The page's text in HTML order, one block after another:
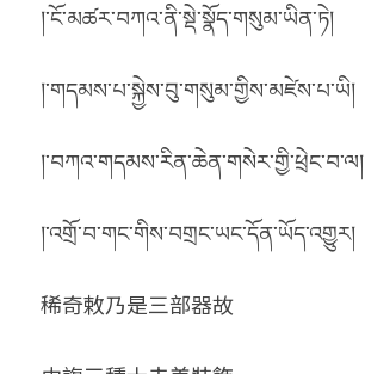
།་ངོ་མཚར་བཀའ་ནི་སྡེ་སྣོད་གསུམ་ཡིན་ཏེ།
།་གདམས་པ་སྐྱེས་བུ་གསུམ་གྱིས་མཛེས་པ་ཡི།
།་བཀའ་གདམས་རིན་ཆེན་གསེར་གྱི་ཕྲེང་བ་ལ།
།་འགྲོ་བ་གང་གིས་བགྲང་ཡང་དོན་ཡོད་འགྱུར།
稀奇敕乃是三部器故